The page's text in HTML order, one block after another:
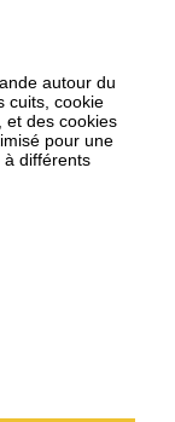
autour du
cuits, cookie
et des cookies
pour une
à différents